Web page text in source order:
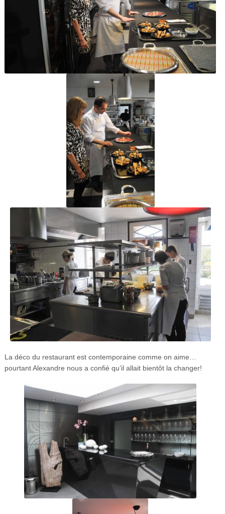
La déco du restaurant est contemporaine comme on aime…
pourtant Alexandre nous a confié qu’il allait bientôt la changer!